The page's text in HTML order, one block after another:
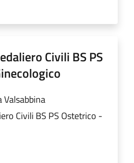
Civili BS PS
Valsabbina
Civili BS PS Ostetrico -